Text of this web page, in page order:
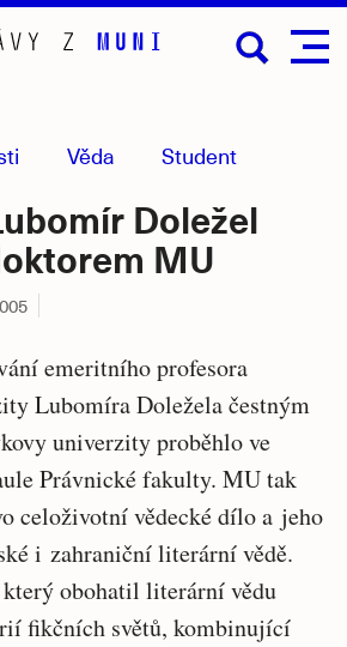
Věda Student
Doležel
MU
emeritního profesora
Lubomíra Doležela čestným
univerzity proběhlo ve
Právnické fakulty. MU tak
celoživotní vědecké dílo a jeho
i zahraniční literární vědě.
obohatil literární vědu
fikčních světů, kombinující